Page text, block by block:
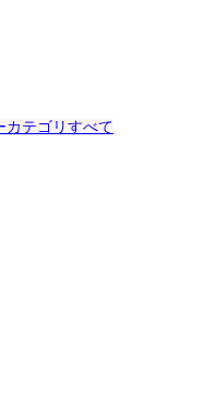
カテゴリすべて